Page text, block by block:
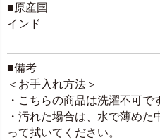
■原産国
インド
■備考
＜お手入れ方法＞
・こちらの商品は洗濯不可で
・汚れた場合は、水で薄め
って拭いてください。